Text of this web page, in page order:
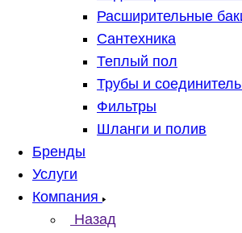
Расширительные
Сантехника
Теплый пол
Трубы и
Фильтры
Шланги и полив
Бренды
Услуги
Компания
Назад